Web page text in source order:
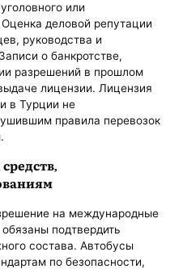
или
деловой репутации
руководства и
о банкротстве,
разрешений в прошлом
лицензии. Лицензия
в Турции не
правила перевозок
на международные
подтвердить
состава. Автобусы
по безопасности,